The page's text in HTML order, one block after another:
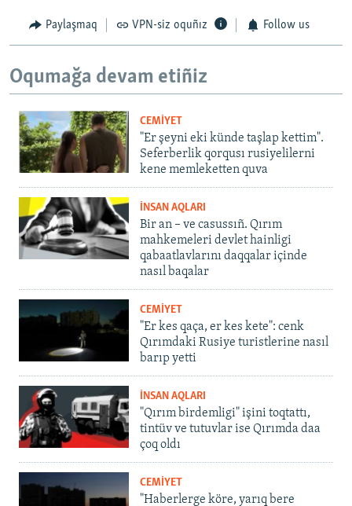
Paylaşmaq VPN-siz oquñız Follow us
Oqumağa devam etiñiz
CEMİYET
"Er şeyni eki künde taşlap kettim".
Seferberlik qorqusı rusiyelilerni
kene memleketten quva
İNSAN AQLARI
Bir an – ve casussıñ. Qırım
mahkemeleri devlet hainligi
qabaatlavlarını daqqalar içinde
nasıl baqalar
CEMİYET
"Er kes qaça, er kes kete": cenk
Qırımdaki Rusiye turistlerine nasıl
barıp yetti
İNSAN AQLARI
"Qırım birdemligi" işini toqtattı,
tintüv ve tutuvlar ise Qırımda daa
çoq oldı
CEMİYET
"Haberlerge köre, yarıq bere